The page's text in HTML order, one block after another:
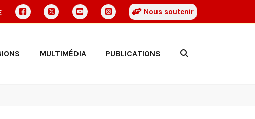
Nous soutenir
MULTIMÉDIA PUBLICATIONS